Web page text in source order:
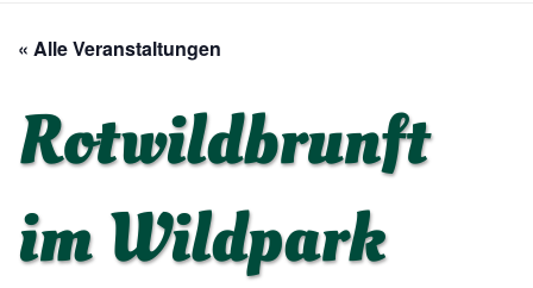
« Alle Veranstaltungen
Rotwildbrunft
im Wildpark